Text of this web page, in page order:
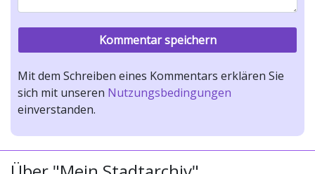
Mit dem Schreiben eines Kommentars erklären Sie
sich mit unseren Nutzungsbedingungen
einverstanden.